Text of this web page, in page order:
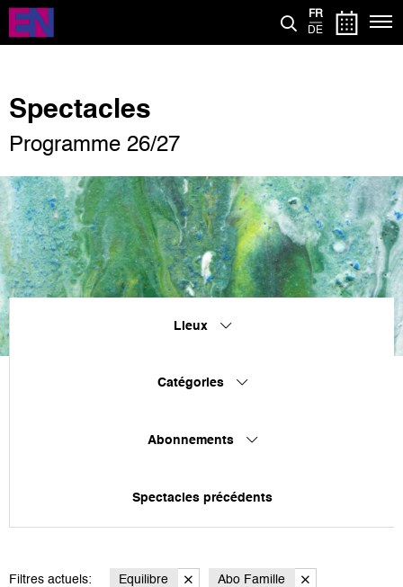
Aller
contenu
FR
DE
Spectacles
Programme 26/27
Lieux
Catégories
Abonnements
Spectacles précédents
Filtres actuels: Equilibre Abo Famille